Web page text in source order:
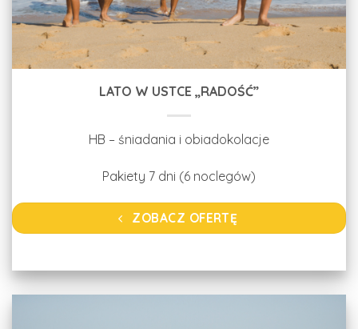
LATO W USTCE „RADOŚĆ”
HB – śniadania i obiadokolacje
Pakiety 7 dni (6 noclegów)
ZOBACZ OFERTĘ